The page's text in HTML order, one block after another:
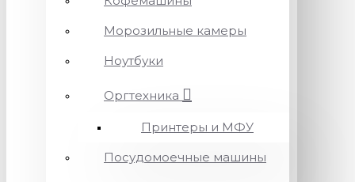
Морозильные камеры
Ноутбуки
Оргтехника
Принтеры и МФУ
Посудомоечные машины